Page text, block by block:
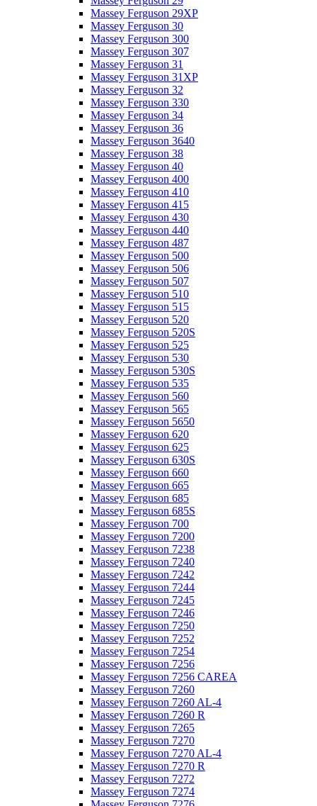
Massey Ferguson 29XP
Massey Ferguson 30
Massey Ferguson 300
Massey Ferguson 307
Massey Ferguson 31
Massey Ferguson 31XP
Massey Ferguson 32
Massey Ferguson 330
Massey Ferguson 34
Massey Ferguson 36
Massey Ferguson 3640
Massey Ferguson 38
Massey Ferguson 40
Massey Ferguson 400
Massey Ferguson 410
Massey Ferguson 415
Massey Ferguson 430
Massey Ferguson 440
Massey Ferguson 487
Massey Ferguson 500
Massey Ferguson 506
Massey Ferguson 507
Massey Ferguson 510
Massey Ferguson 515
Massey Ferguson 520
Massey Ferguson 520S
Massey Ferguson 525
Massey Ferguson 530
Massey Ferguson 530S
Massey Ferguson 535
Massey Ferguson 560
Massey Ferguson 565
Massey Ferguson 5650
Massey Ferguson 620
Massey Ferguson 625
Massey Ferguson 630S
Massey Ferguson 660
Massey Ferguson 665
Massey Ferguson 685
Massey Ferguson 685S
Massey Ferguson 700
Massey Ferguson 7200
Massey Ferguson 7238
Massey Ferguson 7240
Massey Ferguson 7242
Massey Ferguson 7244
Massey Ferguson 7245
Massey Ferguson 7246
Massey Ferguson 7250
Massey Ferguson 7252
Massey Ferguson 7254
Massey Ferguson 7256
Massey Ferguson 7256 CAREA
Massey Ferguson 7260
Massey Ferguson 7260 AL-4
Massey Ferguson 7260 R
Massey Ferguson 7265
Massey Ferguson 7270
Massey Ferguson 7270 AL-4
Massey Ferguson 7270 R
Massey Ferguson 7272
Massey Ferguson 7274